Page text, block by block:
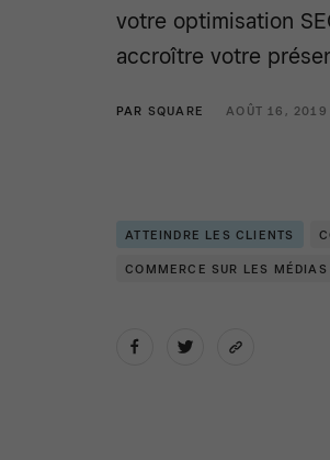
votre optimisation
accroître votre
PAR SQUARE AOÛT 16,
ATTEINDRE LES CLIENTS
COMMERCE SUR LES